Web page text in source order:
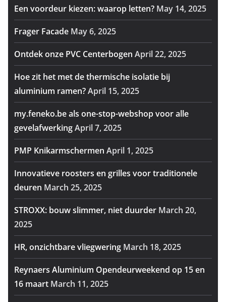
Een voordeur kiezen: waarop letten? May 14, 2025
Frager Facade May 6, 2025
Ontdek onze PVC Centerbogen April 22, 2025
Hoe zit het met de thermische isolatie bij
aluminium ramen?April 15, 2025
my.feneko.be als one-stop-webshop voor alle
gevelafwerkingApril 7, 2025
PMP Knikarmschermen April 1, 2025
Innovatieve roosters en grilles voor traditionele
deuren March 25, 2025
STROXX: bouw slimmer, niet duurder March 20,
2025
HR, onzichtbare vliegwering March 18, 2025
Reynaers Aluminium Opendeurweekend op 15 en
16 maart March 11, 2025